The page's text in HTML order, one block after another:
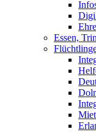
Essen,